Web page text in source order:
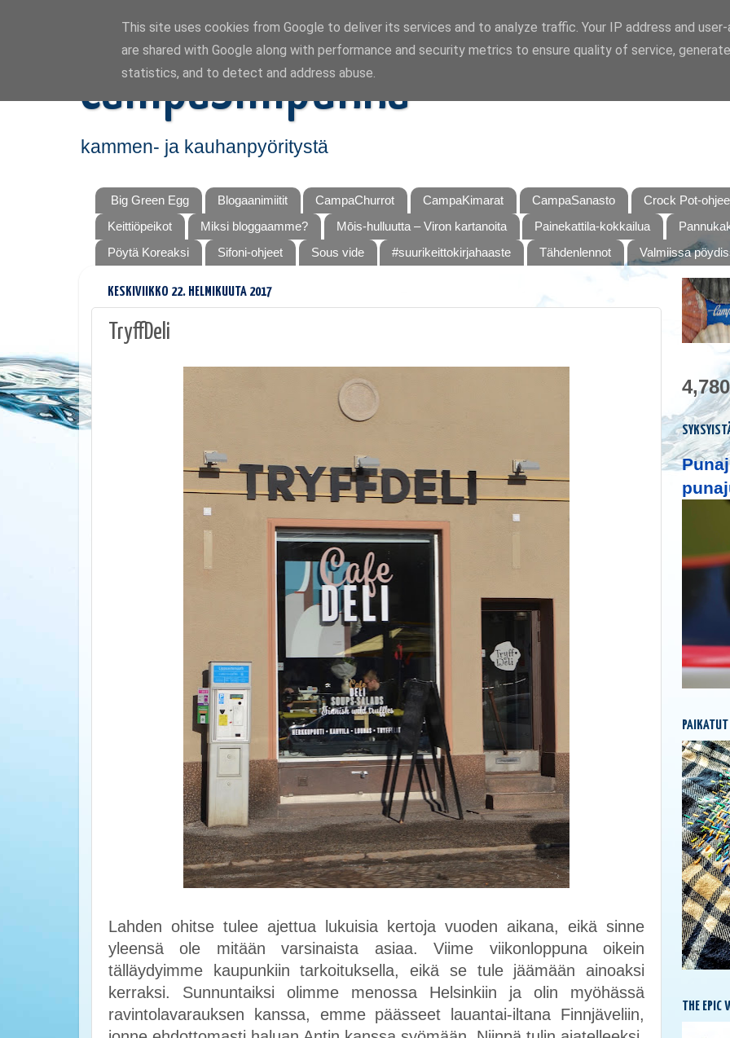
CampaSimpukka
kammen- ja kauhanpyöritystä
Big Green Egg Blogaanimiitit CampaChurrot CampaKimarat CampaSanasto
Crock Pot-
Keittiöpeikot
Miksi bloggaamme? Mōis-hulluutta – Viron kartanoita Painekattila-kokkailua
Pöytä Koreaksi
Sifoni-ohjeet Sous vide #suurikeittokirjahaaste Tähdenlennot Valmiissa
KESKIVIIKKO 22. HELMIKUUTA 2017
TryffDeli
Lahden ohitse tulee ajettua lukuisia kertoja vuoden aikana, eikä sinne
yleensä ole mitään varsinaista asiaa. Viime viikonloppuna oikein
tälläydyimme kaupunkiin tarkoituksella, eikä se tule jäämään ainoaksi
kerraksi. Sunnuntaiksi olimme menossa Helsinkiin ja olin myöhässä
ravintolavarauksen kanssa, emme päässeet lauantai-iltana Finnjäveliin,
THE EPIC
This site uses cookies from Google to deliver its services and to analyze traffic. Your IP address and
are shared with Google along with performance and security metrics to ensure quality of service,
statistics, and to detect and address abuse.